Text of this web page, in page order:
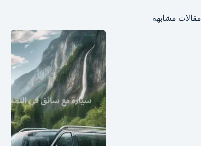
مقالات مشابهة